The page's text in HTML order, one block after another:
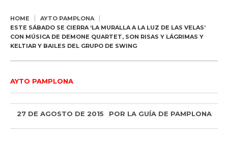
HOME
AYTO PAMPLONA
ESTE SÁBADO SE CIERRA ‘LA MURALLA A LA LUZ DE LAS VELAS’
CON MÚSICA DE DEMONE QUARTET, SON RISAS Y LÁGRIMAS Y
KELTIAR Y BAILES DEL GRUPO DE SWING
AYTO PAMPLONA
27 DE AGOSTO DE 2015 POR LA GUÍA DE PAMPLONA